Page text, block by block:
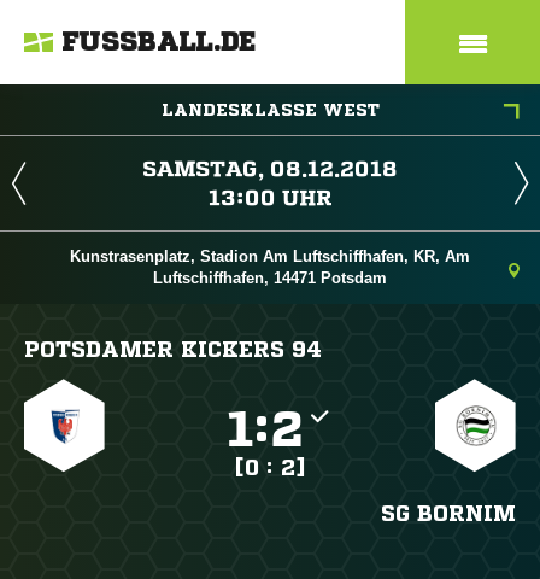
FUSSBALL.DE
LANDESKLASSE WEST
 
 
Kunstrasenplatz, Stadion Am Luftschiffhafen, KR, Am
Luftschiffhafen, 14471 Potsdam
POTSDAMER KICKERS 94
:
[0 : 2]
SG BORNIM